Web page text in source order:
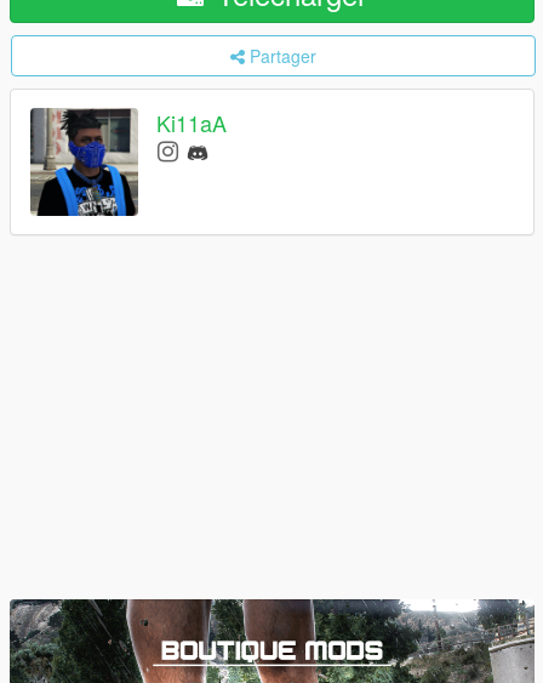
Partager
Ki11aA